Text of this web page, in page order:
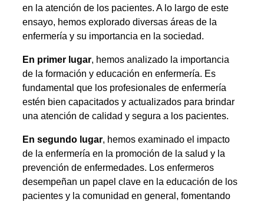
en la atención de los pacientes. A lo largo de este
ensayo, hemos explorado diversas áreas de la
enfermería y su importancia en la sociedad.
En primer lugar, hemos analizado la importancia
de la formación y educación en enfermería. Es
fundamental que los profesionales de enfermería
estén bien capacitados y actualizados para brindar
una atención de calidad y segura a los pacientes.
En segundo lugar, hemos examinado el impacto
de la enfermería en la promoción de la salud y la
prevención de enfermedades. Los enfermeros
desempeñan un papel clave en la educación de los
pacientes y la comunidad en general, fomentando